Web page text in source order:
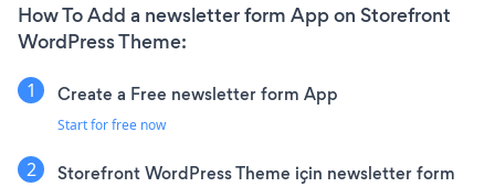
How To Add a newsletter form App on Storefront
WordPress Theme:
Create a Free newsletter form App
Start for free now
Storefront WordPress Theme için newsletter form